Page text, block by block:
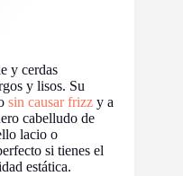
y cerdas
y lisos. Su
sin causar frizz y a
cabelludo de
lacio o
si tienes el
estática.